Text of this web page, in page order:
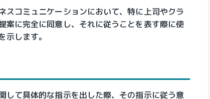
スコミュニケーションにおいて、特に上司やクラ
案に完全に同意し、それに従うことを表す際に使
します。
して具体的な指示を出した際、その指示に従う意